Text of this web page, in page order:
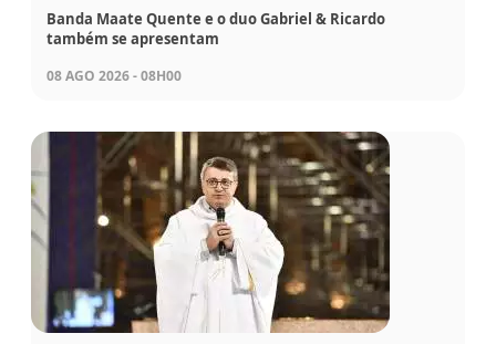
Banda Maate Quente e o duo Gabriel & Ricardo
também se apresentam
08 AGO 2026 - 08H00